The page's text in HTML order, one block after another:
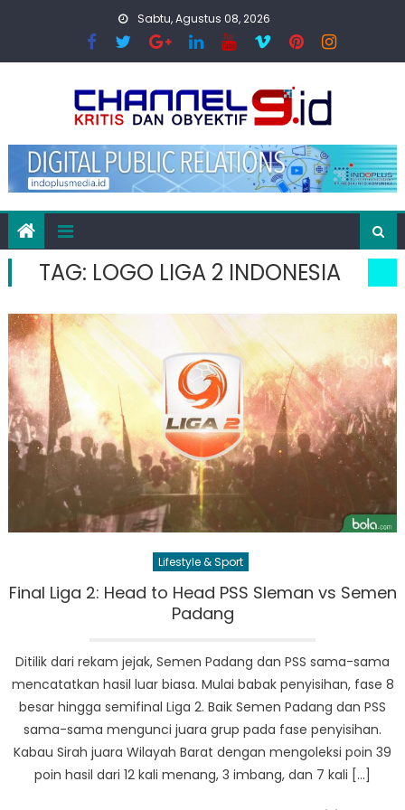
Sabtu, Agustus 08, 2026
TAG: LOGO LIGA 2 INDONESIA
Lifestyle & Sport
Final Liga 2: Head to Head PSS Sleman vs Semen
Padang
Ditilik dari rekam jejak, Semen Padang dan PSS sama-sama
mencatatkan hasil luar biasa. Mulai babak penyisihan, fase 8
besar hingga semifinal Liga 2. Baik Semen Padang dan PSS
sama-sama mengunci juara grup pada fase penyisihan.
Kabau Sirah juara Wilayah Barat dengan mengoleksi poin 39
poin hasil dari 12 kali menang, 3 imbang, dan 7 kali […]